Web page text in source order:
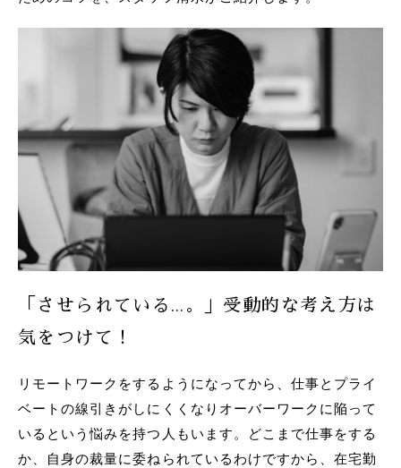
「させられている…。」受動的な考え方は
気をつけて！
リモートワークをするようになってから、仕事とプライ
ベートの線引きがしにくくなりオーバーワークに陥って
いるという悩みを持つ人もいます。どこまで仕事をする
か、自身の裁量に委ねられているわけですから、在宅勤